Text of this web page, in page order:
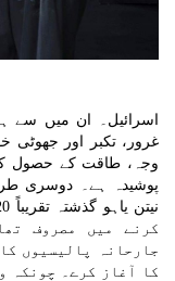
اسرائیل۔ ان میں سے
غرور، تکبر اور جھوٹی
وجہ، طاقت کے حصول
پوشیدہ ہے۔ دوسری
کرنے میں مصروف
جارحانہ پالیسیوں
کا آغاز کرے۔ چونکہ